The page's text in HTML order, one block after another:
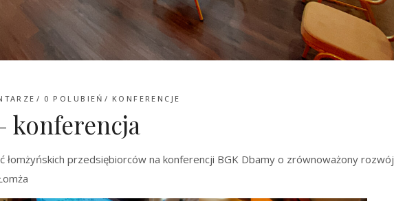
0 POLUBIEŃ KONFERENCJE
konferencja
łomżyńskich przedsiębiorców na konferencji BGK Dbamy o zrównoważony rozwój